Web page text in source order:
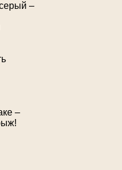
–
–